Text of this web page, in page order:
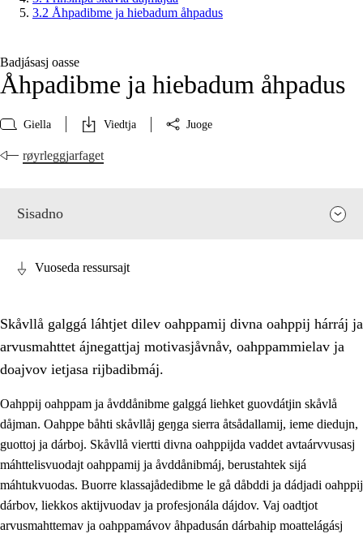
3.2 Åhpadibme ja hiebadum åhpadus
Badjásasj oasse
Åhpadibme ja hiebadum åhpadus
Giella Viedtja Juoge
røyrleggjarfaget
Sisadno
3. Prinsihpa skåvlå dåjmajda
Vuoseda ressursajt
Skåvllå galggá láhtjet dilev oahppamij divna oahppij hárráj ja
arvusmahttet ájnegattjaj motivasjåvnåv, oahppammielav ja
doajvov ietjasa rijbadibmáj.
Oahppij oahppam ja åvddånibme galggá liehket guovdátjin skåvlå
dåjman. Oahppe båhti skåvllåj geŋga sierra åtsådallamij, ieme diedujn,
guottoj ja dárboj. Skåvllå viertti divna oahppijda vaddet avtaárvvusasj
máhttelisvuodajt oahppamij ja åvddånibmáj, berustahtek sijá
máhtukvuodas. Buorre klassajådedibme le gå dåbddi ja dádjadi oahppij
dárbov, liekkos aktijvuodav ja profesjonála dájdov. Vaj oadtjot
arvusmahttemav ja oahppamávov åhpadusán dárbahip moattelágásj